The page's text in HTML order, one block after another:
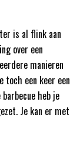
is al flink aan
over een
manieren
toch een keer een
heb je
Je kan er met